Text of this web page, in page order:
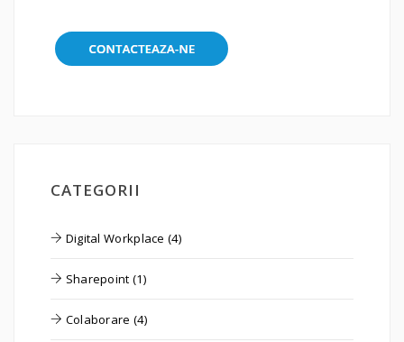
CATEGORII
Digital Workplace (4)
Sharepoint (1)
Colaborare (4)